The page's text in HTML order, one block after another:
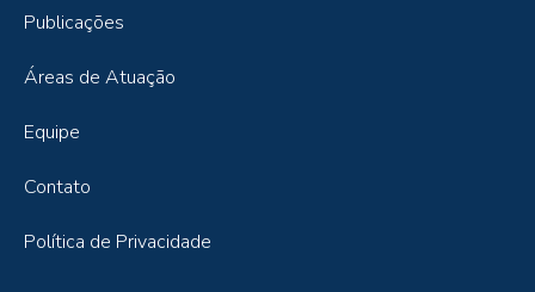
Publicações
Áreas de Atuação
Equipe
Contato
Política de Privacidade